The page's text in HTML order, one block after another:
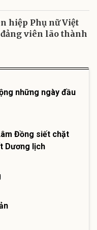
hiệp Phụ nữ Việt
viên lão thành
những ngày đầu
Đồng siết chặt
Dương lịch